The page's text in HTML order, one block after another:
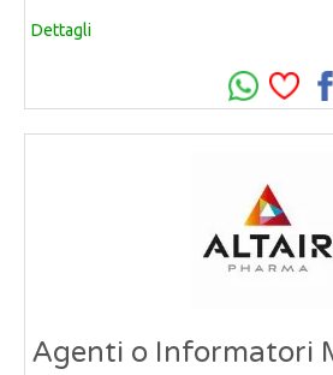
Dettagli
Agenti o Informatori